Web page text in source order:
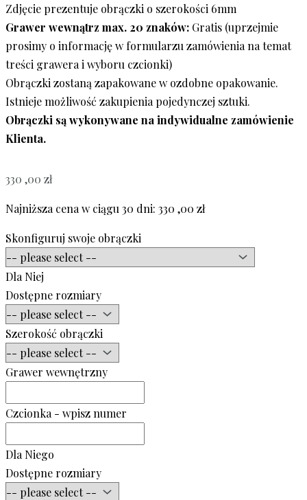
Zdjęcie prezentuje obrączki o szerokości 6mm
Grawer wewnątrz max. 20 znaków: Gratis (uprzejmie
prosimy o informację w formularzu zamówienia na temat
treści grawera i wyboru czcionki)
Obrączki zostaną zapakowane w ozdobne opakowanie.
Istnieje możliwość zakupienia pojedynczej sztuki.
Obrączki są wykonywane na indywidualne zamówienie
Klienta.
330 ,00 zł
Najniższa cena w ciągu 30 dni: 330 ,00 zł
Skonfiguruj swoje obrączki
Dla Niej
Dostępne rozmiary
Szerokość obrączki
Grawer wewnętrzny
Czcionka - wpisz numer
Dla Niego
Dostępne rozmiary